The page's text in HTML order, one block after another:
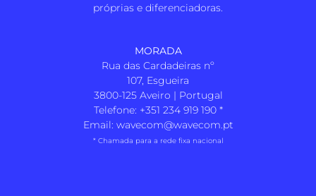
próprias e diferenciadoras.
MORADA
Rua das Cardadeiras nº
107, Esgueira
3800-125 Aveiro | Portugal
Telefone: +351 234 919 190*
Email: wavecom@wavecom.pt
* Chamada para a rede fixa nacional